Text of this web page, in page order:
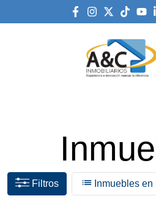
Filtros Inmuebles